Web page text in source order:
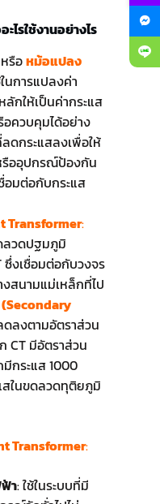
ไรใช้งานอย่างไร
รือหม้อแปลง
การแปลงค่า
กให้เป็นค่ากระแส
อควบคุมได้อย่าง
ดกระแสลงเพื่อให้
รืออุปกรณ์ป้องกัน
อมต่อกับกระแส
Transformer:
ลวดปฐมภูมิ
งเชื่อมต่อกับวงจร
สนามแม่เหล็กที่ไป
ลงตามอัตราส่วน
CT มีอัตราส่วน
กระแส 1000
ในขดลวดทุติยภูมิ
Transformer:
า: ใช้ในระบบที่มี